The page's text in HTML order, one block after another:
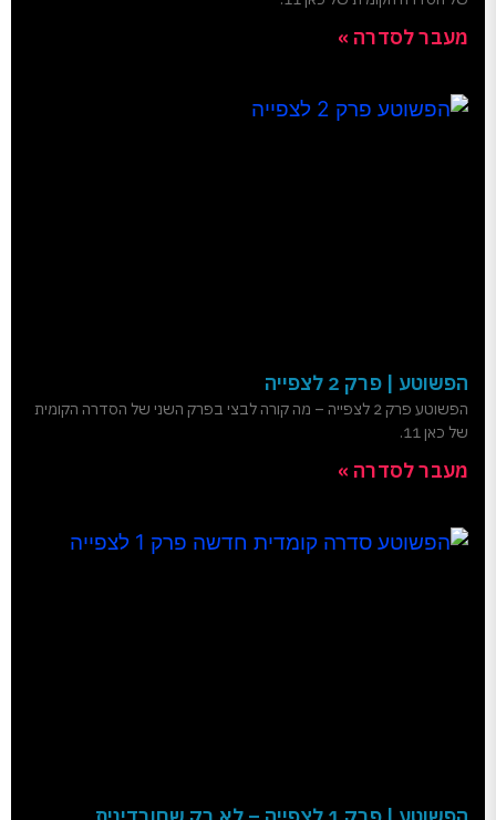
מעבר לסדרה »
הפשוטע | פרק 2 לצפייה
הפשוטע פרק 2 לצפייה – מה קורה לבצי בפרק השני של הסדרה הקומית
של כאן 11.
מעבר לסדרה »